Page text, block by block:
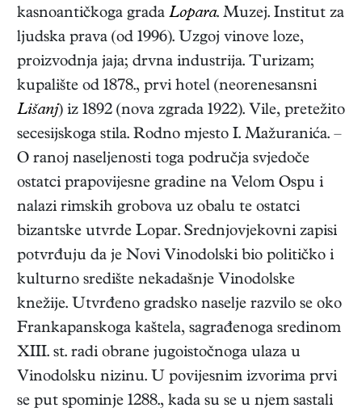
kasnoantičkoga grada Lopara. Muzej. Institut za
ljudska prava (od 1996). Uzgoj vinove loze,
proizvodnja jaja; drvna industrija. Turizam;
kupalište od 1878., prvi hotel (neorenesansni
Lišanj) iz 1892 (nova zgrada 1922). Vile, pretežito
secesijskoga stila. Rodno mjesto I. Mažuranića. –
O ranoj naseljenosti toga područja svjedoče
ostatci prapovijesne gradine na Velom Ospu i
nalazi rimskih grobova uz obalu te ostatci
bizantske utvrde Lopar. Srednjovjekovni zapisi
potvrđuju da je Novi Vinodolski bio političko i
kulturno središte nekadašnje Vinodolske
knežije. Utvrđeno gradsko naselje razvilo se oko
Frankapanskoga kaštela, sagrađenoga sredinom
XIII. st. radi obrane jugoistočnoga ulaza u
Vinodolsku nizinu. U povijesnim izvorima prvi
se put spominje 1288., kada su se u njem sastali